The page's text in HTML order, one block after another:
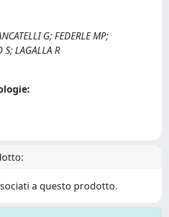
G; FEDERLE MP;
S; LAGALLA R
a questo prodotto.